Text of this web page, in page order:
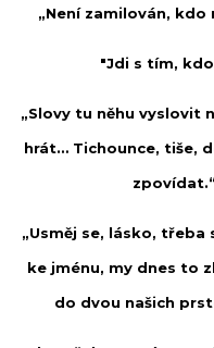
„Není zamilován, kdo
"Jdi s tím,
„Slovy tu něhu vyslovit
hrát… Tichounce, tiše,
„Usměj se, lásko,
ke jménu, my dnes to
do dvou našich